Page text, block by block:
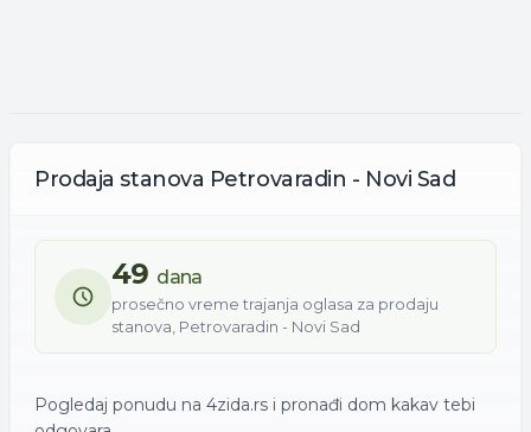
Prodaja stanova Petrovaradin - Novi Sad
49 dana
prosečno vreme trajanja oglasa za prodaju
stanova, Petrovaradin - Novi Sad
Pogledaj ponudu na 4zida.rs i pronađi dom kakav tebi